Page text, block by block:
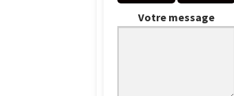
Votre message